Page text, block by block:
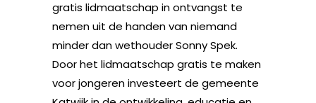
gratis lidmaatschap in ontvangst te
nemen uit de handen van niemand
minder dan wethouder Sonny Spek.
Door het lidmaatschap gratis te maken
voor jongeren investeert de gemeente